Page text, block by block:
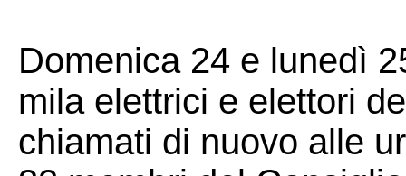
Domenica 24 e lunedì
mila elettrici e elettori
chiamati di nuovo alle